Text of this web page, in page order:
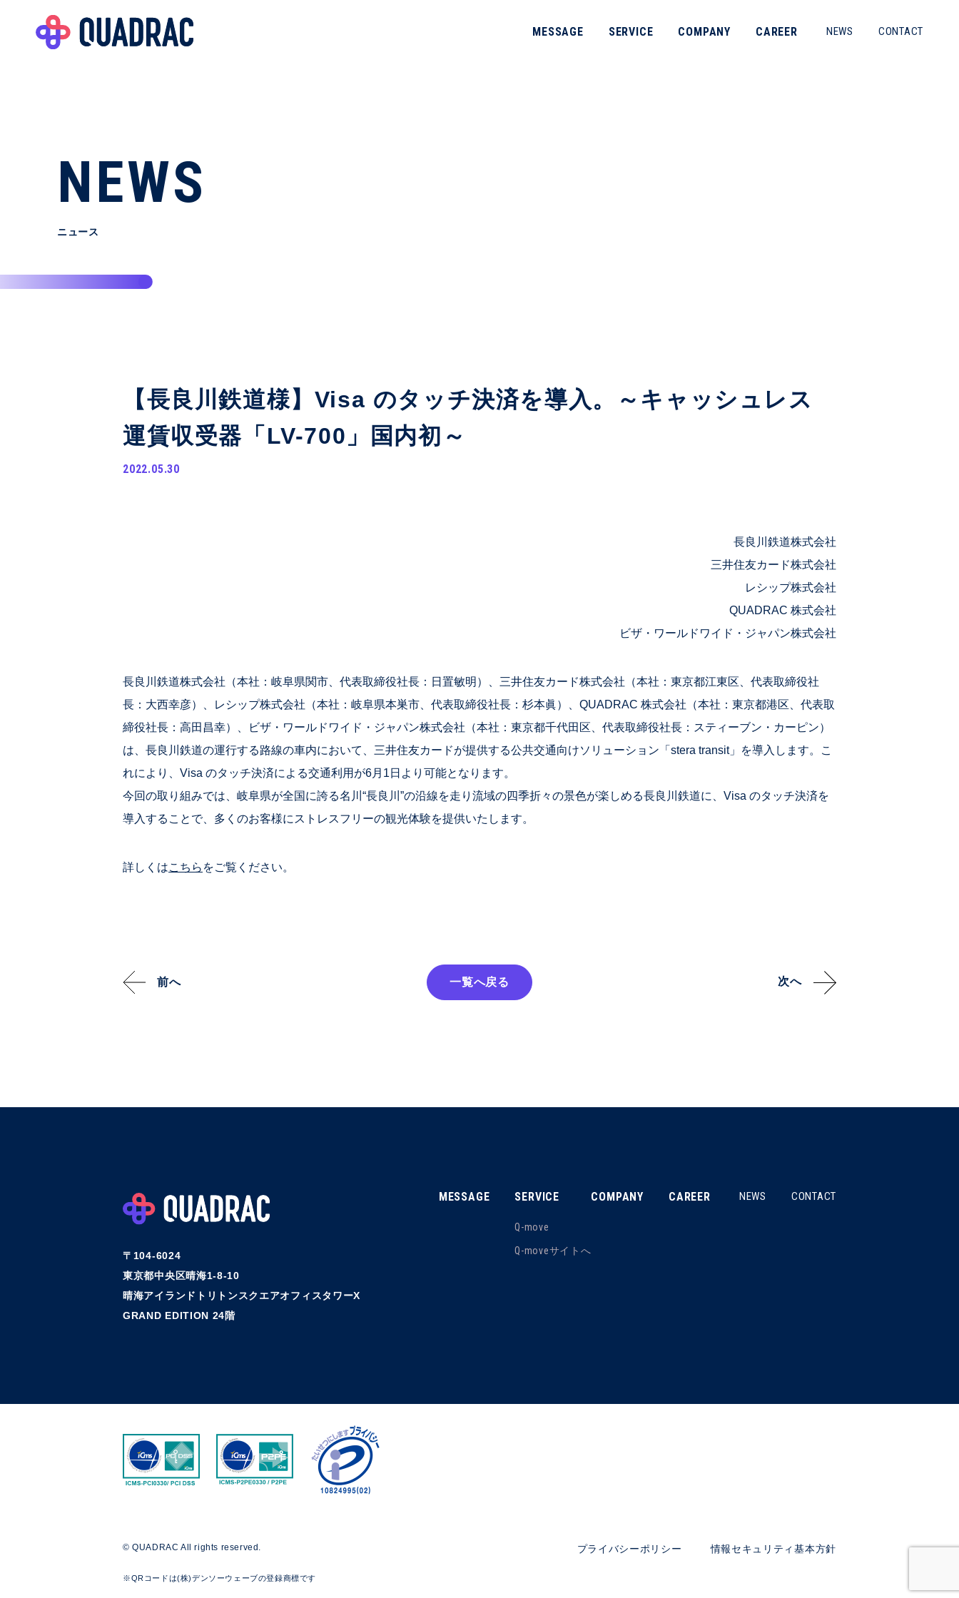
MESSAGE SERVICE COMPANY CAREER NEWS CONTACT
NEWS
ニュース
【長良川鉄道様】Visa のタッチ決済を導入。～キャッシュレス
運賃収受器「LV-700」国内初～
2022.05.30
長良川鉄道株式会社
三井住友カード株式会社
レシップ株式会社
QUADRAC 株式会社
ビザ・ワールドワイド・ジャパン株式会社
長良川鉄道株式会社（本社：岐阜県関市、代表取締役社長：日置敏明）、三井住友カード株式会社（本社：東京都江東区、代表取締役社
長：大西幸彦）、レシップ株式会社（本社：岐阜県本巣市、代表取締役社長：杉本眞）、QUADRAC 株式会社（本社：東京都港区、代表取
締役社長：高田昌幸）、ビザ・ワールドワイド・ジャパン株式会社（本社：東京都千代田区、代表取締役社長：スティーブン・カーピン）
は、長良川鉄道の運行する路線の車内において、三井住友カードが提供する公共交通向けソリューション「stera transit」を導入します。こ
れにより、Visa のタッチ決済による交通利用が6月1日より可能となります。
今回の取り組みでは、岐阜県が全国に誇る名川“長良川”の沿線を走り流域の四季折々の景色が楽しめる長良川鉄道に、Visa のタッチ決済を
導入することで、多くのお客様にストレスフリーの観光体験を提供いたします。
詳しくはこちら をご覧ください。
前へ 一覧へ戻る 次へ
〒104-6024
東京都中央区晴海1-8-10
晴海アイランドトリトンスクエアオフィスタワーX
GRAND EDITION 24階
MESSAGE SERVICE
Q-move
Q-moveサイトへ
COMPANY CAREER NEWS CONTACT
プライバシーポリシー 情報セキュリティ基本方針
© QUADRAC All rights reserved.
※QRコードは(株)デンソーウェーブの登録商標です